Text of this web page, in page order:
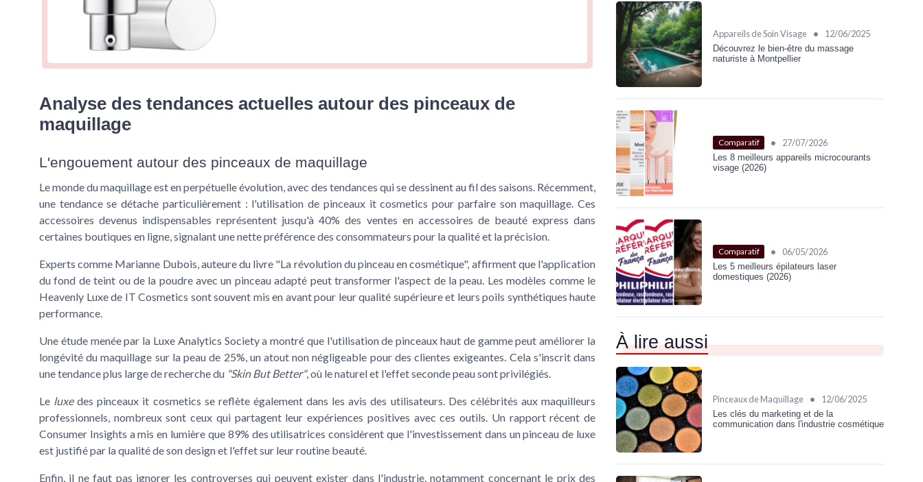
Analyse des tendances actuelles autour des pinceaux de
maquillage
L'engouement autour des pinceaux de maquillage
Le monde dumaquillageest en perpétuelle évolution, avec des tendances qui se dessinent au fil des saisons. Récemment,
une tendancese détache particulièrement : l'utilisation de pinceaux it cosmetics pour parfaire son maquillage. Ces
accessoires devenus indispensables représentent jusqu'à 40% des ventes en accessoires de beauté express dans
certaines boutiques en ligne, signalant une nette préférence des consommateurs pour la qualité et la précision.
Experts comme Marianne Dubois, auteure du livre "La révolution du pinceau en cosmétique", affirment que l'application
dufond de teint ou de la poudreavec un pinceau adapté peut transformer l'aspect de la peau. Les modèles comme le
Heavenly Luxede IT Cosmetics sont souvent mis en avant pour leur qualité supérieure et leurs poils synthétiques haute
performance.
Une étude menée par la Luxe Analytics Society a montré que l'utilisation de pinceaux haut de gamme peut améliorer la
longévité du maquillage sur la peau de 25%, un atout non négligeable pour des clientes exigeantes. Cela s'inscrit dans
une tendance plus large de recherche du "Skin But Better", où le naturel et l'effet seconde peau sont privilégiés.
Le luxedespinceaux it cosmetics se reflète également dans lesavis des utilisateurs. Des célébrités aux maquilleurs
professionnels, nombreux sont ceux qui partagent leurexpériences positives avec ces outils. Un rapportrécent de
Consumer Insights a mis en lumière que 89% des utilisatrices considèrent que l'investissementdans unpinceau de luxe
est justifié par la qualité de son design et l'effet sur leur routine beauté.
Enfin, il ne faut pas ignorer les controverses qui peuvent exister dans l'industrie, notamment concernant le prix des
Appareils de Soin Visage • 12/06/2025
Découvrez le bien-être du massage
naturiste à Montpellier
Comparatif • 27/07/2026
Les 8 meilleurs appareils microcourants
visage (2026)
Comparatif • 06/05/2026
Les 5 meilleurs épilateurs laser
domestiques (2026)
À lire aussi
Pinceaux de Maquillage • 12/06/2025
Les clés du marketing et de la
communication dans l'industrie cosmétique